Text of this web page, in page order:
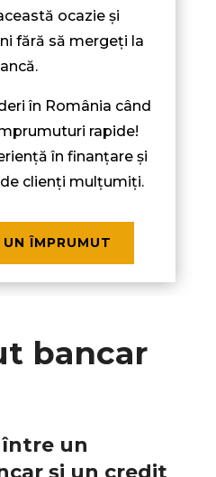
ocazie și
fără să mergeți la
în România când
rapide!
în finanțare și
clienți mulțumiți.
ÎMPRUMUT
bancar
un
și un credit